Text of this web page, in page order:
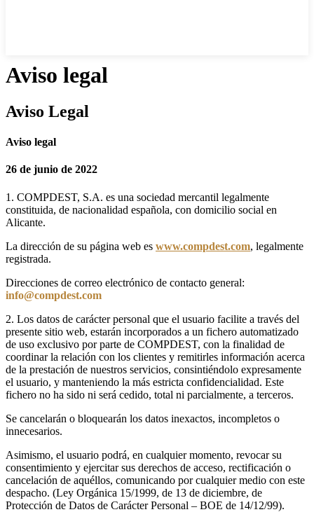
Aviso legal
Aviso Legal
Aviso legal
26 de junio de 2022
1. COMPDEST, S.A. es una sociedad mercantil legalmente
constituida, de nacionalidad española, con domicilio social en
Alicante.
La dirección de su página web es www.compdest.com, legalmente
registrada.
Direcciones de correo electrónico de contacto general:
info@compdest.com
2. Los datos de carácter personal que el usuario facilite a través del
presente sitio web, estarán incorporados a un fichero automatizado
de uso exclusivo por parte de COMPDEST, con la finalidad de
coordinar la relación con los clientes y remitirles información acerca
de la prestación de nuestros servicios, consintiéndolo expresamente
el usuario, y manteniendo la más estricta confidencialidad. Este
fichero no ha sido ni será cedido, total ni parcialmente, a terceros.
Se cancelarán o bloquearán los datos inexactos, incompletos o
innecesarios.
Asimismo, el usuario podrá, en cualquier momento, revocar su
consentimiento y ejercitar sus derechos de acceso, rectificación o
cancelación de aquéllos, comunicando por cualquier medio con este
despacho. (Ley Orgánica 15/1999, de 13 de diciembre, de
Protección de Datos de Carácter Personal – BOE de 14/12/99).